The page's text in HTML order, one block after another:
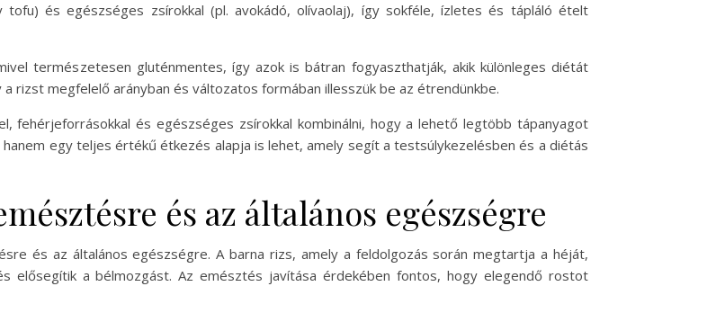
tofu) és egészséges zsírokkal (pl. avokádó, olívaolaj), így sokféle, ízletes és tápláló ételt
természetesen gluténmentes, így azok is bátran fogyaszthatják, akik különleges diétát
rizst megfelelő arányban és változatos formában illesszük be az étrendünkbe.
fehérjeforrásokkal és egészséges zsírokkal kombinálni, hogy a lehető legtöbb tápanyagot
egy teljes értékű étkezés alapja is lehet, amely segít a testsúlykezelésben és a diétás
és az általános egészségre
és az általános egészségre. A barna rizs, amely a feldolgozás során megtartja a héját,
elősegítik a bélmozgást. Az emésztés javítása érdekében fontos, hogy elegendő rostot